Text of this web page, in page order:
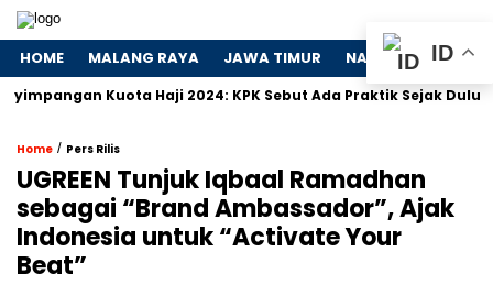
HOME MALANG RAYA JAWA TIMUR NASIONAL
Kuota Haji 2024: KPK Sebut Ada Praktik Sejak Dulu
Home / Pers Rilis
UGREEN Tunjuk Iqbaal Ramadhan
sebagai “Brand Ambassador”, Ajak
Indonesia untuk “Activate Your
Beat”
ID